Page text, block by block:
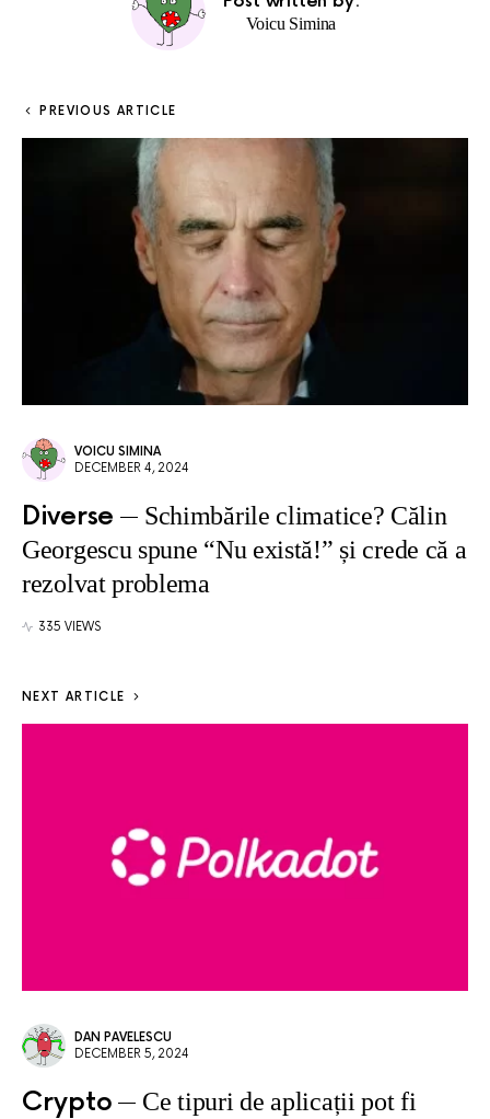
Voicu Simina
PREVIOUS ARTICLE
VOICU SIMINA
DECEMBER 4, 2024
Diverse
Schimbările climatice? Călin
Georgescu spune “Nu există!” și crede că a
rezolvat problema
335 VIEWS
NEXT ARTICLE
DAN PAVELESCU
DECEMBER 5, 2024
Crypto
Ce tipuri de aplicații pot fi